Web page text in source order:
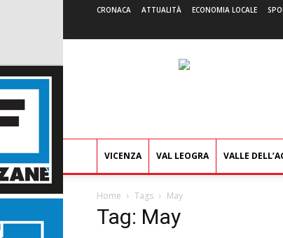
CRONACA ATTUALITÀ ECONOMIA LOCALE
VICENZA VAL LEOGRA VALLE
Home Tags May
Tag: May